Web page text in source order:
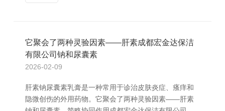
它聚会了两种灵验因素——肝素成都宏金达保洁
有限公司钠和尿囊素
2026-02-09
肝素钠尿囊素乳膏是一种常用于诊治皮肤炎症、瘙痒和
隐微创伤的外用药物。它聚会了两种灵验因素——肝素